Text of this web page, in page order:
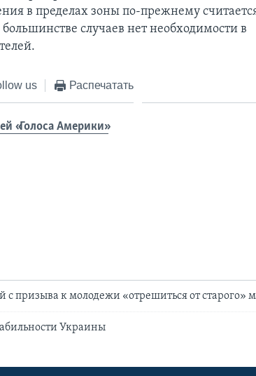
в пределах зоны по-прежнему
случаев нет необходимости в
us Распечатать
«Голоса Америки»
с призыва к молодежи «отрешиться от старого»
Украины